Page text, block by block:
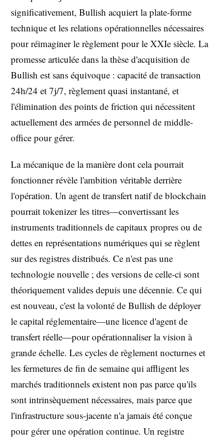
significativement, Bullish acquiert la plate-forme
technique et les relations opérationnelles nécessaires
pour réimaginer le règlement pour le XXIe siècle. La
promesse articulée dans la thèse d'acquisition de
Bullish est sans équivoque : capacité de transaction
24h/24 et 7j/7, règlement quasi instantané, et
l'élimination des points de friction qui nécessitent
actuellement des armées de personnel de middle-
office pour gérer.
La mécanique de la manière dont cela pourrait
fonctionner révèle l'ambition véritable derrière
l'opération. Un agent de transfert natif de blockchain
pourrait tokenizer les titres—convertissant les
instruments traditionnels de capitaux propres ou de
dettes en représentations numériques qui se règlent
sur des registres distribués. Ce n'est pas une
technologie nouvelle ; des versions de celle-ci sont
théoriquement valides depuis une décennie. Ce qui
est nouveau, c'est la volonté de Bullish de déployer
le capital réglementaire—une licence d'agent de
transfert réelle—pour opérationnaliser la vision à
grande échelle. Les cycles de règlement nocturnes et
les fermetures de fin de semaine qui affligent les
marchés traditionnels existent non pas parce qu'ils
sont intrinsèquement nécessaires, mais parce que
l'infrastructure sous-jacente n'a jamais été conçue
pour gérer une opération continue. Un registre